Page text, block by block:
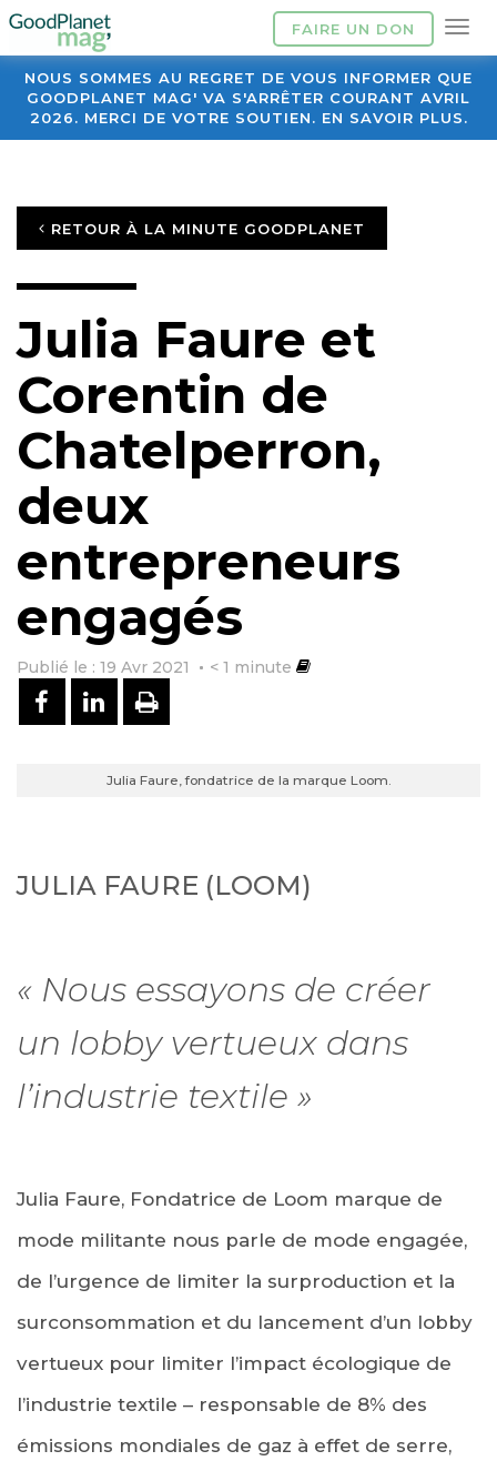
FAIRE UN DON
NOUS SOMMES AU REGRET DE VOUS INFORMER QUE
GOODPLANET MAG' VA S'ARRÊTER COURANT AVRIL
2026. MERCI DE VOTRE SOUTIEN. EN SAVOIR PLUS.
RETOUR À LA MINUTE GOODPLANET
Julia Faure et
Corentin de
Chatelperron,
deux
entrepreneurs
engagés
Publié le : 19 Avr 2021 < 1 minute
PARTAGER SUR FACEBOOK
PARTAGER SUR LINKEDIN
IMPRIMER
Julia Faure, fondatrice de la marque Loom.
JULIA FAURE (LOOM)
« Nous essayons de créer
un lobby vertueux dans
l’industrie textile »
Julia Faure, Fondatrice de Loom marque de
mode militante nous parle de mode engagée,
de l’urgence de limiter la surproduction et la
surconsommation et du lancement d’un lobby
vertueux pour limiter l’impact écologique de
l’industrie textile – responsable de 8% des
émissions mondiales de gaz à effet de serre,